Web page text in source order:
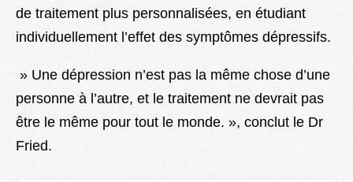
de traitement plus personnalisées, en étudiant
individuellement l’effet des symptômes dépressifs.
» Une dépression n’est pas la même chose d’une
personne à l’autre, et le traitement ne devrait pas
être le même pour tout le monde. », conclut le Dr
Fried.